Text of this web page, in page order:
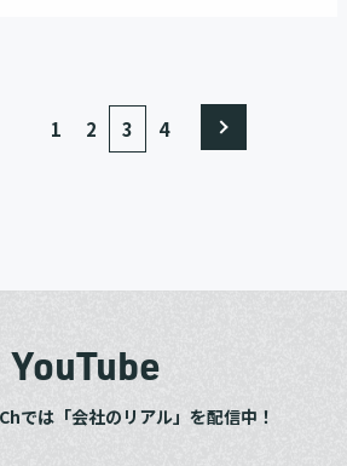
1 2 3 4
YouTube
では「会社のリアル」を配信中！